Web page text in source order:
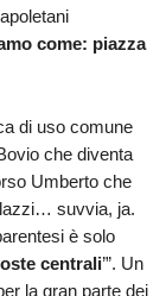
come: piazza
di uso comune
che diventa
Umberto che
suvvia, ja.
è solo
centrali’”. Un
la gran parte dei